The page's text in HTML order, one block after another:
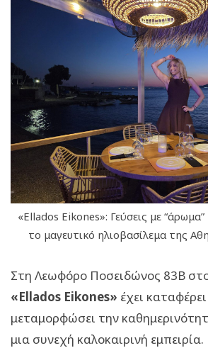
«Ellados Eikones»: Γεύσεις με
το μαγευτικό ηλιοβασίλεμα της
Στη Λεωφόρο Ποσειδώνος 83Β
«Ellados Eikones» έχει
μεταμορφώσει την
μια συνεχή καλοκαιρινή